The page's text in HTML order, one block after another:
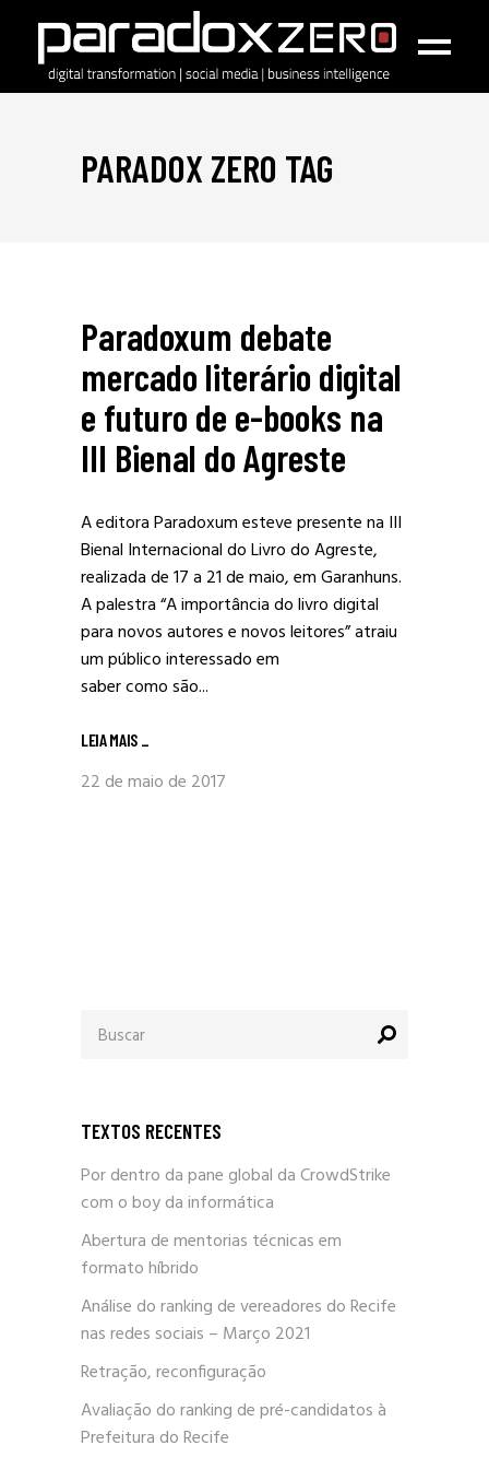
PARADOX ZERO TAG
Paradoxum debate
mercado literário digital
e futuro de e-books na
III Bienal do Agreste
A editora Paradoxum esteve presente na III
Bienal Internacional do Livro do Agreste,
realizada de 17 a 21 de maio, em Garanhuns.
A palestra “A importância do livro digital
para novos autores e novos leitores” atraiu
um público interessado em
saber como são...
LEIA MAIS _
22 de maio de 2017
por:
TEXTOS RECENTES
Por dentro da pane global da CrowdStrike
com o boy da informática
Abertura de mentorias técnicas em
formato híbrido
Análise do ranking de vereadores do Recife
nas redes sociais – Março 2021
Retração, reconfiguração
Avaliação do ranking de pré-candidatos à
Prefeitura do Recife